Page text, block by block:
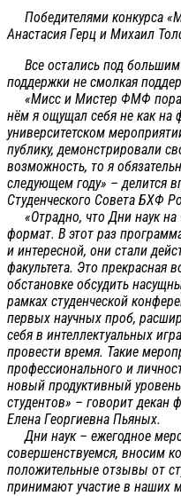
Победителями конкурса
Анастасия Герц и Михаил
Все остались под
поддержки не смолкая
«Мисс и Мистер ФМФ
нём я ощущал себя не как на
университетском
публику, демонстрировали
возможность, то я
следующем году» – делится
Студенческого Совета БХФ
«Отрадно, что Дни наук
формат. В этот раз
и интересной, они стали
факультета. Это прекрасная
обстановке обсудить
рамках студенческой
первых научных проб,
себя в интеллектуальных
провести время. Такие
профессионального и
новый продуктивный
студентов» – говорит декан
Елена Георгиевна Пьяных.
Дни наук – ежегодное
совершенствуемся, вносим
положительные отзывы от
принимают участие в наших